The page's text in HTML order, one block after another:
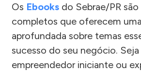
Os Ebooks do Sebrae/PR são
completos que oferecem
aprofundada sobre temas
sucesso do seu negócio.
empreendedor iniciante ou